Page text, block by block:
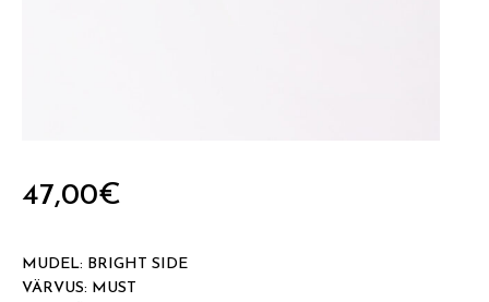
47,00€
MUDEL: BRIGHT SIDE
VÄRVUS: MUST